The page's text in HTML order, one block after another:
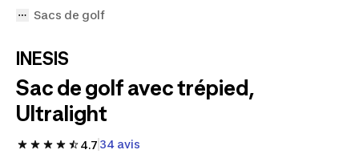
Sacs de golf
INESIS
Sac de golf avec trépied,
Ultralight
4.7 34 avis